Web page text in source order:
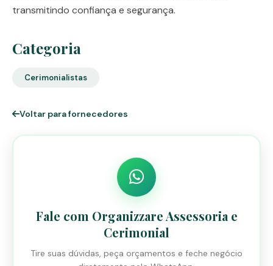
transmitindo confiança e segurança.
Categoria
Cerimonialistas
Voltar para fornecedores
Fale com Organizzare Assessoria e
Cerimonial
Tire suas dúvidas, peça orçamentos e feche negócio